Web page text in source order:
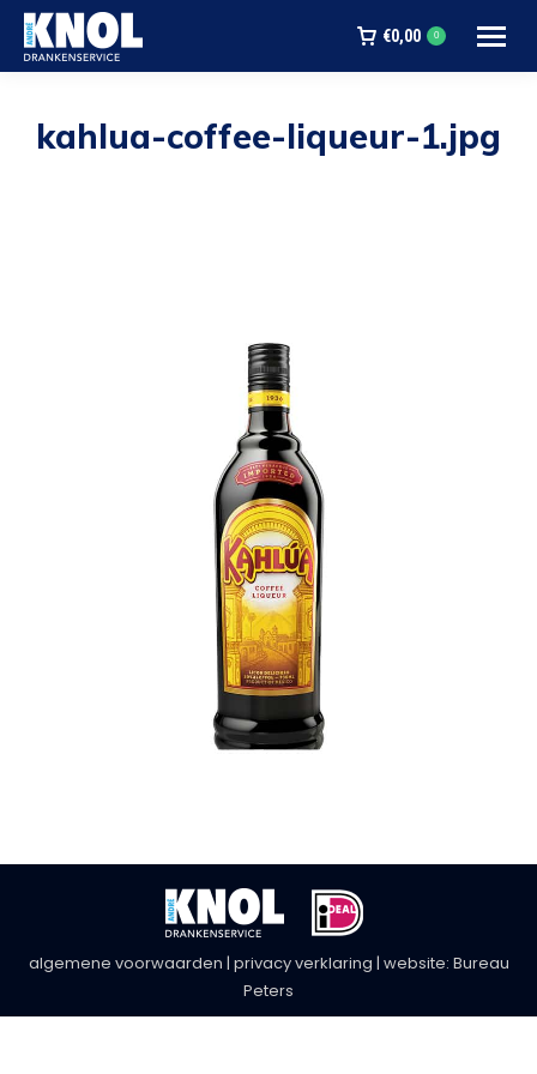
€0,00 0
kahlua-coffee-liqueur-1.jpg
algemene voorwaarden | privacy verklaring | website: Bureau
Peters